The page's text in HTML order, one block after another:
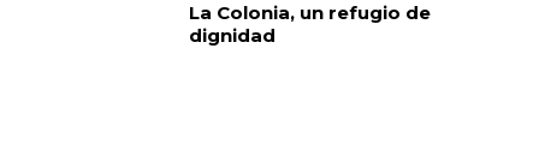
La Colonia, un refugio de
dignidad